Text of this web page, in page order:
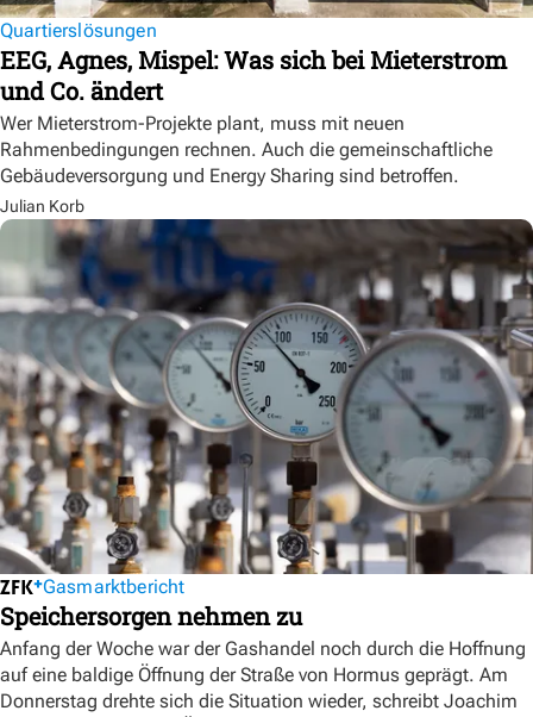
Quartierslösungen
EEG, Agnes, Mispel: Was sich bei Mieterstrom
und Co. ändert
Wer Mieterstrom-Projekte plant, muss mit neuen
Rahmenbedingungen rechnen. Auch die gemeinschaftliche
Gebäudeversorgung und Energy Sharing sind betroffen.
Julian Korb
Gasmarktbericht
Speichersorgen nehmen zu
Anfang der Woche war der Gashandel noch durch die Hoffnung
auf eine baldige Öffnung der Straße von Hormus geprägt. Am
Donnerstag drehte sich die Situation wieder, schreibt Joachim